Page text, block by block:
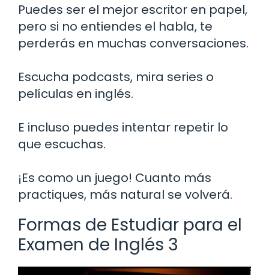
Puedes ser el mejor escritor en papel,
pero si no entiendes el habla, te
perderás en muchas conversaciones.
Escucha podcasts, mira series o
películas en inglés.
E incluso puedes intentar repetir lo
que escuchas.
¡Es como un juego! Cuanto más
practiques, más natural se volverá.
Formas de Estudiar para el
Examen de Inglés 3